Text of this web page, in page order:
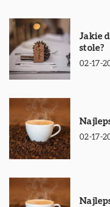
Jakie
stole?
02-17-
02-17-